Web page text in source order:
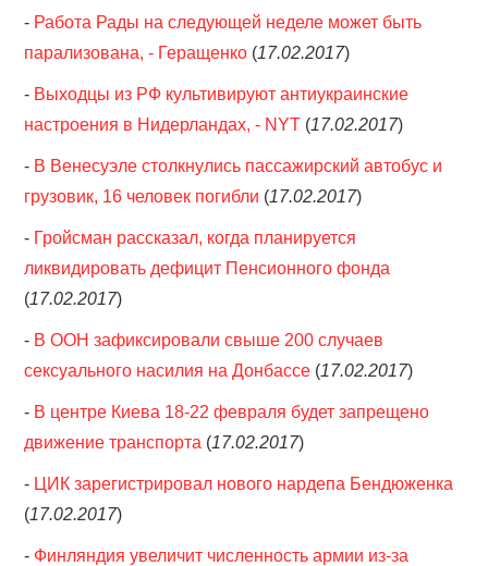
- Работа Рады на следующей неделе может быть
парализована, - Геращенко (17.02.2017)
- Выходцы из РФ культивируют антиукраинские
настроения в Нидерландах, - NYT (17.02.2017)
- В Венесуэле столкнулись пассажирский автобус и
грузовик, 16 человек погибли (17.02.2017)
- Гройсман рассказал, когда планируется
ликвидировать дефицит Пенсионного фонда
(17.02.2017)
- В ООН зафиксировали свыше 200 случаев
сексуального насилия на Донбассе (17.02.2017)
- В центре Киева 18-22 февраля будет запрещено
движение транспорта (17.02.2017)
- ЦИК зарегистрировал нового нардепа Бендюженка
(17.02.2017)
- Финляндия увеличит численность армии из-за